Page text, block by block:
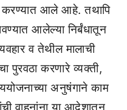
करण्यात आले आहे. तथापि
आलेल्या निर्बंधातून
व तेथील मालाची
करणारे व्यक्ती,
अनुषंगाने काम